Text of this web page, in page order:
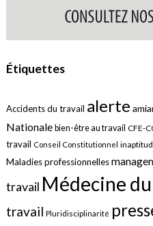
Étiquettes
Accidents du travail alerte
Nationale bien-être au travail CFE-
travail Conseil Constitutionnel
Maladies professionnelles
travail Médecine
travail Pluridisciplinarité